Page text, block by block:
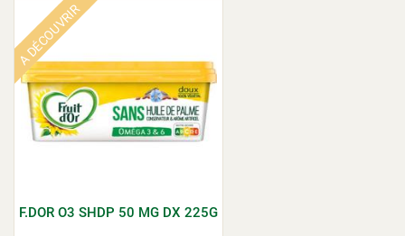
A DÉCOUVRIR
F.DOR O3 SHDP 50 MG DX 225G